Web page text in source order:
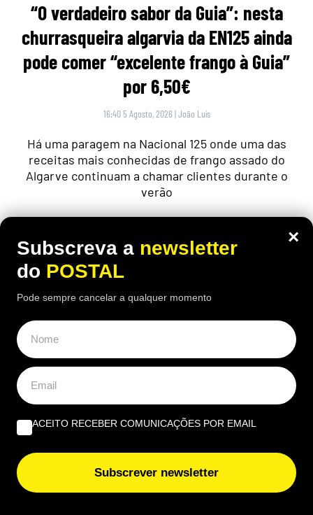
“O verdadeiro sabor da Guia”: nesta
churrasqueira algarvia da EN125 ainda
pode comer “excelente frango à Guia”
por 6,50€
16:40 5 Agosto, 2026 |João Luís
Há uma paragem na Nacional 125 onde uma das
receitas mais conhecidas de frango assado do
Algarve continuam a chamar clientes durante o
verão
Viu um carro estacionado com cartão
nas rodas? Este é o motivo (e não tem
×
Subscreva a newsletter
do POSTAL
Pode sempre cancelar a qualquer momento
ACEITO RECEBER COMUNICAÇÕES POR EMAIL
Subscrever newsletter